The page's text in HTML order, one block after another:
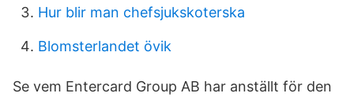
Hur blir man chefsjukskoterska
Blomsterlandet övik
Se vem Entercard Group AB har anställt för den